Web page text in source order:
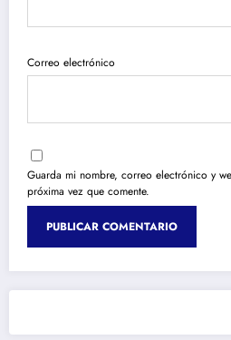
Correo electrónico
Guarda mi nombre, correo electrónico y
próxima vez que comente.